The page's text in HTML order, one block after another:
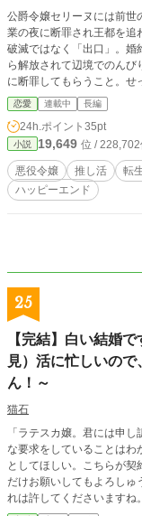
公爵令嬢セリーヌには前世
業の夜に断罪され王都を追
破滅ではなく「出口」。婚
ら解放されて辺境でのん
に断罪してもらうこと。
ネルは、なぜか彼女のガチ
留め、悪事は勝手に美談へ
く。断罪されたい令嬢と、
『カクヨム』『小説家にな
恋愛 連載中 長編
24h.ポイント 35pt
小説 19,649 位 /
悪役令嬢 推し活 転
ハッピーエンド
25
【完結】白い結婚
見）活に忙しいの
ん！～
猫石
「ラテスカ嬢。君には申
な要求をしていることは
としてほしい。こちらが契約書だ」 「かしこまりました。ク
だけお願いしてもよろし
れは許してくださいますね。」 「え？」 「え？」 結婚式の夜。 これが